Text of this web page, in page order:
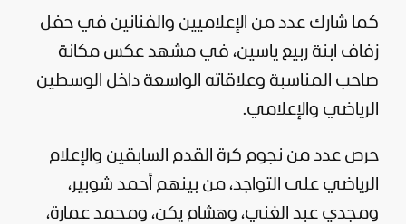
كما شارك عدد من الإعلاميين والفنانين في حفل
زفاف ابنة ربيع ياسين، في مشهد عكس مكانة
صاحب المناسبة وعلاقاته الواسعة داخل الوسطين
الرياضي والإعلامي.
حرص عدد من نجوم كرة القدم السابقين والإعلام
الرياضي على التواجد، من بينهم أحمد شوبير،
ومجدي عبد الغني، وهشام يكن، ومحمد عمارة،